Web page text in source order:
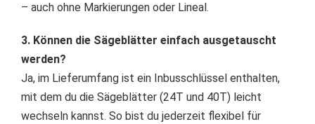
– auch ohne Markierungen oder Lineal.
3. Können die Sägeblätter einfach ausgetauscht
werden?
Ja, im Lieferumfang ist ein Inbusschlüssel enthalten,
mit dem du die Sägeblätter (24T und 40T) leicht
wechseln kannst. So bist du jederzeit flexibel für